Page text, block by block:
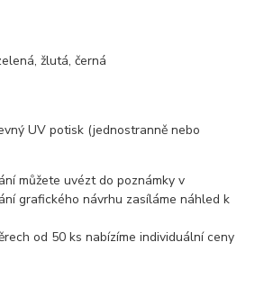
žlutá, černá
UV potisk (jednostranně nebo
můžete uvézt do poznámky v
grafického návrhu zasíláme náhled k
od 50 ks nabízíme individuální ceny